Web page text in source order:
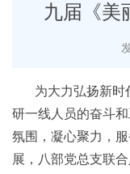
九届《美
为大力弘扬新时
研一线人员的奋斗
氛围，凝心聚力，
展，八部党总支联